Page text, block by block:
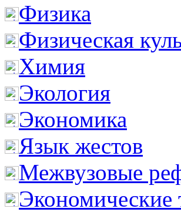
Физика
Физическая
Химия
Экология
Экономика
Язык жестов
Межвузовые
Экономические